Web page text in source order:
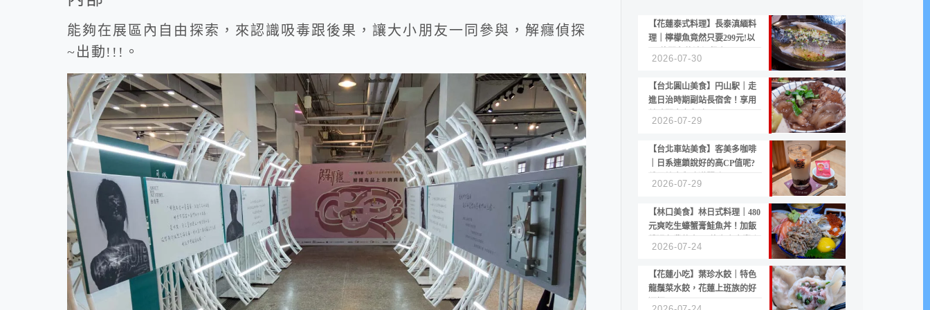
能夠在展區內自由探索，來認識吸毒跟後果，讓大小朋友一同參與，解癮偵探
~出動!!!。
【花蓮泰式料理】長泰滇緬料
理｜檸檬魚竟然只要299元!以
2026-07-30
【台北圓山美食】円山駅｜走
進日治時期副站長宿舍！享用
2026-07-29
【台北車站美食】客美多咖啡
｜日系連鎖說好的高CP值呢?
2026-07-29
【林口美食】林日式料理｜480
元爽吃生蠔蟹膏鮭魚丼！加飯
2026-07-24
【花蓮小吃】葉珍水餃｜特色
龍鬚菜水餃，花蓮上班族的好